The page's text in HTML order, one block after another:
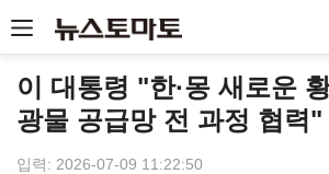
이 대통령 "한·몽 새로운
광물 공급망 전 과정 협력"
입력: 2026-07-09 11:22:50